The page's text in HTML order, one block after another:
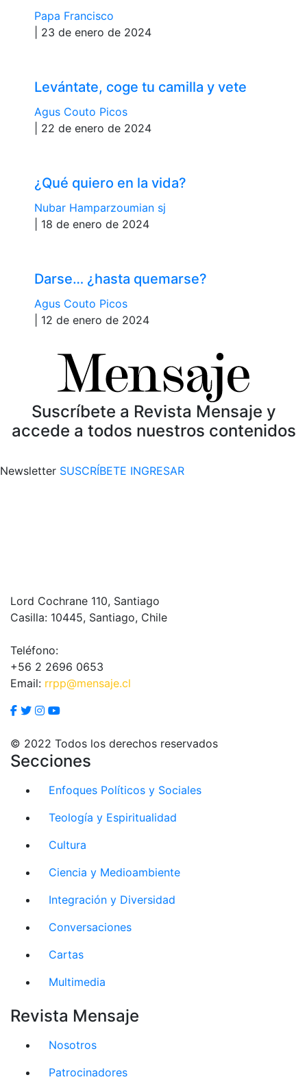
Papa Francisco
| 23 de enero de 2024
Levántate, coge tu camilla y vete
Agus Couto Picos
| 22 de enero de 2024
¿Qué quiero en la vida?
Nubar Hamparzoumian sj
| 18 de enero de 2024
Darse… ¿hasta quemarse?
Agus Couto Picos
| 12 de enero de 2024
Suscríbete a Revista Mensaje y
accede a todos nuestros contenidos
Newsletter SUSCRÍBETE INGRESAR
Lord Cochrane 110, Santiago
Casilla: 10445, Santiago, Chile
Teléfono:
+56 2 2696 0653
Email: rrpp@mensaje.cl
© 2022 Todos los derechos reservados
Secciones
Enfoques Políticos y Sociales
Teología y Espiritualidad
Cultura
Ciencia y Medioambiente
Integración y Diversidad
Conversaciones
Cartas
Multimedia
Revista Mensaje
Nosotros
Patrocinadores